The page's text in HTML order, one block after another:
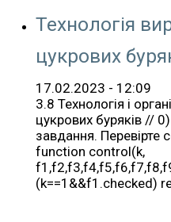
ПОРТФОЛІО
ПРО ПРОФЕСІЮ
ЗВОРОТНИЙ ЗВ’ЯЗОК
+380999123278
Технологія
цукрових
17.02.2023 - 12:09
3.8 Технологія і
цукрових буряків //
завдання. Перевірте
function control(k,
(k==1&&f1.checked)